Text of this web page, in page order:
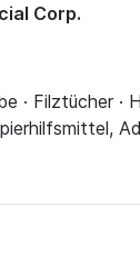
Corp.
· Filztücher ·